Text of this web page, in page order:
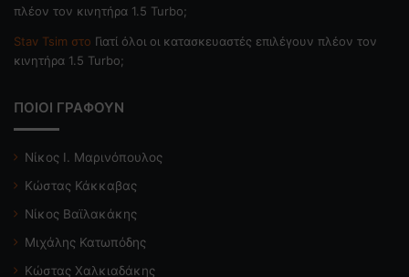
πλέον τον κινητήρα 1.5 Turbo;
Stav Tsim στο Γιατί όλοι οι κατασκευαστές επιλέγουν πλέον τον
κινητήρα 1.5 Turbo;
ΠΟΙΟΙ ΓΡΑΦΟΥΝ
Νίκος Ι. Μαρινόπουλος
Κώστας Κάκκαβας
Νίκος Βαϊλακάκης
Μιχάλης Κατωπόδης
Κώστας Χαλκιαδάκης